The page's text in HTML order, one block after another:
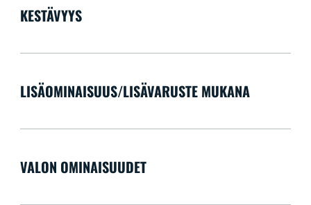
KESTÄVYYS
LISÄOMINAISUUS/LISÄVARUSTE MUKANA
VALON OMINAISUUDET